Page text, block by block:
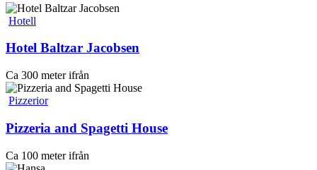
Hotell
Hotel Baltzar Jacobsen
Ca 300 meter ifrån
Pizzerior
Pizzeria and Spagetti House
Ca 100 meter ifrån